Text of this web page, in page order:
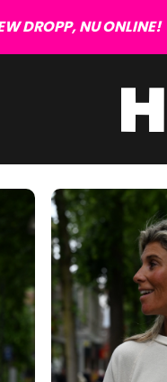
DROPP, NU ONLINE!